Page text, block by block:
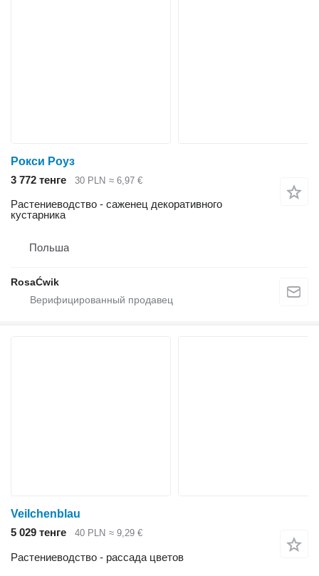
Рокси Роуз
3 772 тенге
30 PLN ≈ 6,97 €
Растениеводство - саженец декоративного
кустарника
Польша
RosaĆwik
Veilchenblau
5 029 тенге
40 PLN ≈ 9,29 €
Растениеводство - рассада цветов